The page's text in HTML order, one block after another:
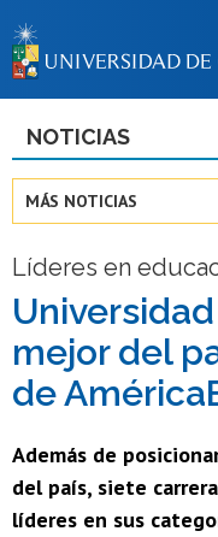
NOTICIAS
MÁS NOTICIAS
Líderes en
mejor del
de
Además de
del país, siete
líderes en sus